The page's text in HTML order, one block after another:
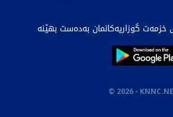
گوزاریەکانمان بەدەست بهێنە
© 2026 -